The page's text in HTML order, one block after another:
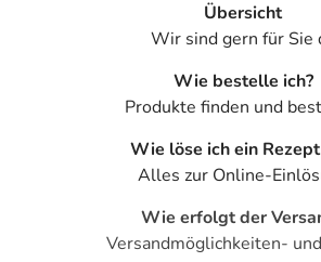
Übersicht
Wir sind gern für Sie
Wie bestelle ich?
Produkte finden und
Wie löse ich ein
Alles zur Online-
Wie erfolgt der
Versandmöglichkeiten-